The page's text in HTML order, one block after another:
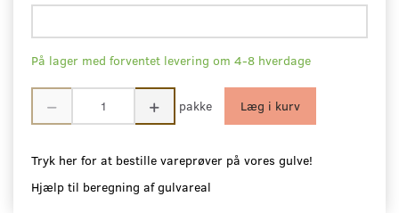
På lager med forventet levering om 4-8 hverdage
pakke Læg i kurv
Tryk her for at bestille vareprøver på vores gulve!
Hjælp til beregning af gulvareal